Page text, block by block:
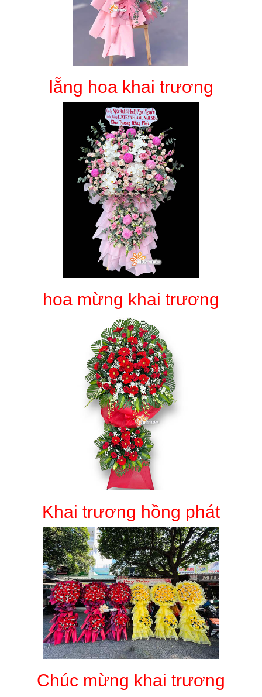
lẵng hoa khai trương
hoa mừng khai trương
Khai trương hồng phát
Chúc mừng khai trương